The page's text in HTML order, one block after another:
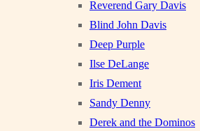
Reverend Gary Davis
Blind John Davis
Deep Purple
Ilse DeLange
Iris Dement
Sandy Denny
Derek and the Dominos